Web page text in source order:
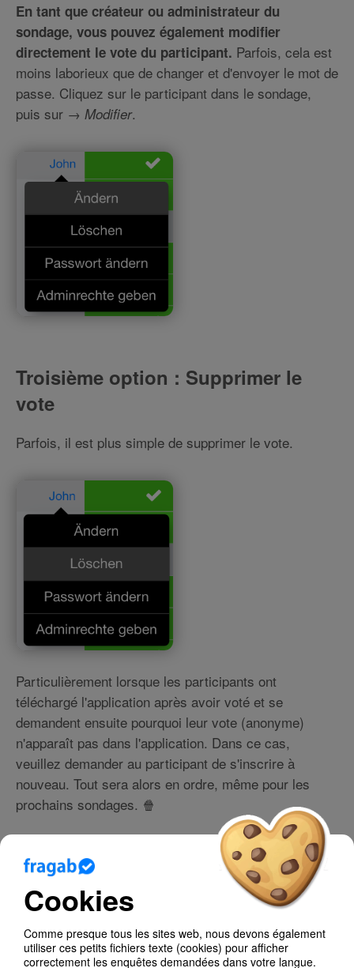
Cookies
Comme presque tous les sites web, nous devons également
utiliser ces petits fichiers texte (cookies) pour afficher
correctement les enquêtes demandées dans votre langue.
Blog
Aide
Dépannage
En tant que créateur ou administrateur du
sondage, vous pouvez également modifier
directement le vote du participant. Parfois, cela est
moins laborieux que de changer et d'envoyer le mot de
passe. Cliquez sur le participant dans le sondage,
puis sur → Modifier.
Troisième option : Supprimer le
vote
Parfois, il est plus simple de supprimer le vote.
Particulièrement lorsque les participants ont
téléchargé l'application après avoir voté et se
demandent ensuite pourquoi leur vote (anonyme)
n'apparaît pas dans l'application. Dans ce cas,
veuillez demander au participant de s'inscrire à
nouveau. Tout sera alors en ordre, même pour les
prochains sondages. 🍿